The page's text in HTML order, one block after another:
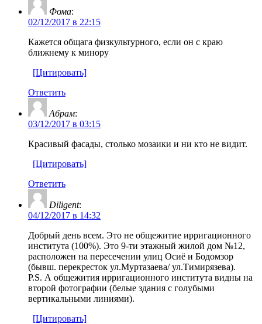
Фома:
02/12/2017 в 22:15
Кажется общага физкультурного, если он с краю
ближнему к минору
[Цитировать]
Ответить
Абрам:
03/12/2017 в 03:15
Красивый фасады, столько мозаики и ни кто не видит.
[Цитировать]
Ответить
Diligent:
04/12/2017 в 14:32
Добрый день всем. Это не общежитие ирригационного
института (100%). Это 9-ти этажный жилой дом №12,
расположен на пересечении улиц Осиё и Бодомзор
(бывш. перекресток ул.Муртазаева/ ул.Тимирязева).
P.S. А общежития ирригационного института видны на
второй фотографии (белые здания с голубыми
вертикальными линиями).
[Цитировать]